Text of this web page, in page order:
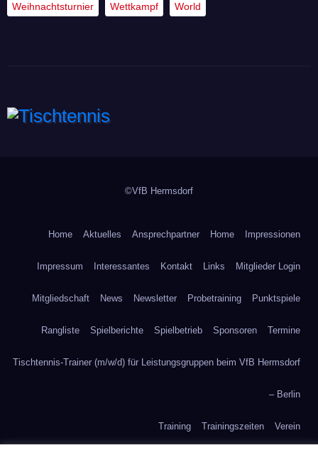
Weihnachtsturnier Wettkampf World
©VfB Hermsdorf
Home Aktuelles Ansprechpartner Home Impressionen
Impressum Interessantes Kontakt Links Mitglieder Login
Mitgliedschaft News Newsletter Probetraining Punktspiele
Rangliste Spielberichte Spielbetrieb Sponsoren Termine
Tischtennis-Trainer (m/w/d) für Leistungsgruppen beim VfB Hermsdorf
– Berlin
Training Trainingszeiten Verein